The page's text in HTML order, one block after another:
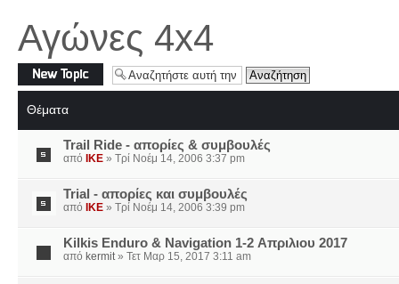
Αγώνες 4x4
Δημιουργία νέου
θέματος
Θέματα
Trail Ride - απορίες & συμβουλές
από IKE » Τρί Νοέμ 14, 2006 3:37 pm
Trial - απορίες και συμβουλές
από IKE » Τρί Νοέμ 14, 2006 3:39 pm
Kilkis Enduro & Navigation 1-2 Απριλιου 2017
από kermit» Τετ Μαρ 15, 2017 3:11 am